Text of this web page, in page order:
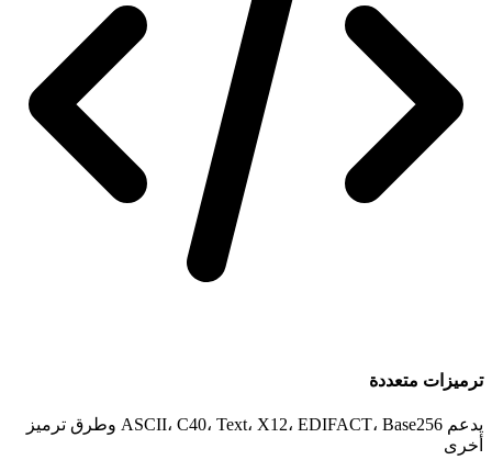
ترميزات متعددة
يدعم ASCII، C40، Text، X12، EDIFACT، Base256 وطرق ترميز
أخرى